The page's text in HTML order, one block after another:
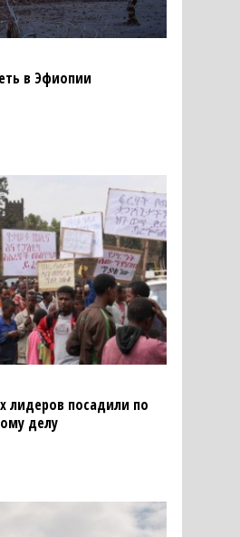
в Эфиопии
лидеров посадили по
делу